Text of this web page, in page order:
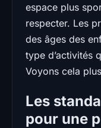
espace plus
respecter. Les
des âges des
type d’activités
Voyons cela
Les
pour une